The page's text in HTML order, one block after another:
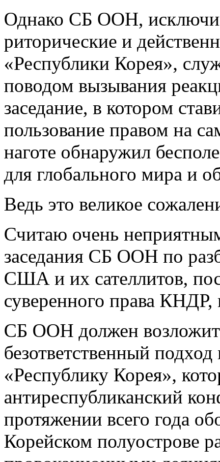
Однако СБ ООН,
риторические и
«Республики Корея»,
поводом вызывания
заседание, в котором
пользование правом на
наготе обнаружил
для глобального мира и
Ведь это великое
Считаю очень
заседания СБ ООН по
США и их сателлитов,
суверенного права КНДР,
СБ ООН должен
безответственный
«Республику Корея»,
антиреспубликанский
протяжении всего года
Корейском полуострове